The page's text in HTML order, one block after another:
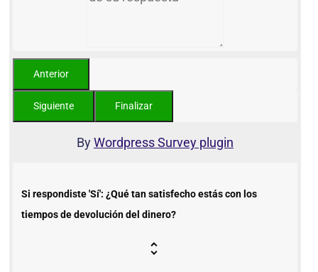
ByWordpress Survey plugin
Si respondiste 'Sí': ¿Qué tan satisfecho estás con los
tiempos de devolución del dinero?